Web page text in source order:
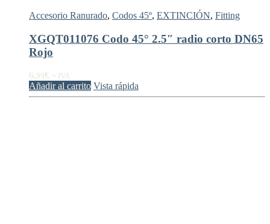
Accesorio Ranurado, Codos 45º, EXTINCIÓN, Fitting
XGQT011076 Codo 45° 2.5″ radio corto DN65
Rojo
6,99€ + IVA
Añadir al carrito Vista rápida